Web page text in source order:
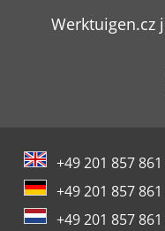
Hurco Vmx 42 I
Junker Jupiter 500
Mazak Cv5-500
Werktuigen.cz
+49 201 857
+49 201 857
+49 201 857